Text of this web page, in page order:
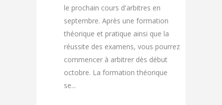
le prochain cours d'arbitres en
septembre. Après une formation
théorique et pratique ainsi que la
réussite des examens, vous pourrez
commencer à arbitrer dès début
octobre. La formation théorique
se...